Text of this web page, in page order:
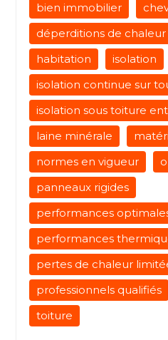
bien immobilier
déperditions de chaleur
habitation
isolation
isolation continue sur
isolation sous toiture
laine minérale
normes en vigueur
panneaux rigides
performances
performances
pertes de chaleur
professionnels qualifiés
toiture